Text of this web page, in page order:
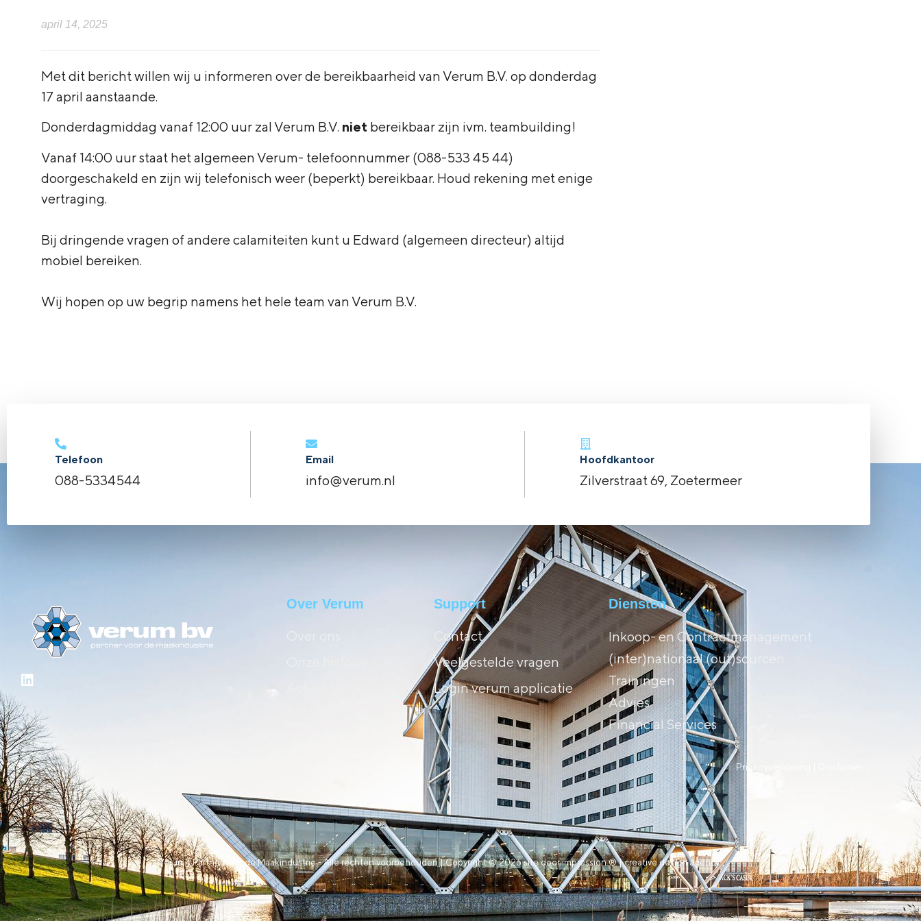
april 14, 2025
Met dit bericht willen wij u informeren over de bereikbaarheid van Verum B.V. op donderdag
17 april aanstaande.
Donderdagmiddag vanaf 12:00 uur zal Verum B.V. niet bereikbaar zijn ivm. teambuilding!
Vanaf 14:00 uur staat het algemeen Verum- telefoonnummer (088-533 45 44)
doorgeschakeld en zijn wij telefonisch weer (beperkt) bereikbaar. Houd rekening met enige
vertraging.
Bij dringende vragen of andere calamiteiten kunt u Edward (algemeen directeur) altijd
mobiel bereiken.
Wij hopen op uw begrip namens het hele team van Verum B.V.
Telefoon
088-5334544
Email
info@verum.nl
Hoofdkantoor
Zilverstraat 69, Zoetermeer
Over Verum Support
Contact
Veelgestelde vragen
Login verum applicatie
Diensten
Inkoop- en Contractmanagement
(inter)nationaal (out)sourcen
Trainingen
Advies
Financial Services
Privacyverklaring |
Verum | Partner voor de Maakindustrie - Alle rechten voorbehouden | Copyright © 2026 site door impression ® | creative design agency